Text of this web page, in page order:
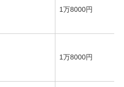
1万8000円
1万8000円